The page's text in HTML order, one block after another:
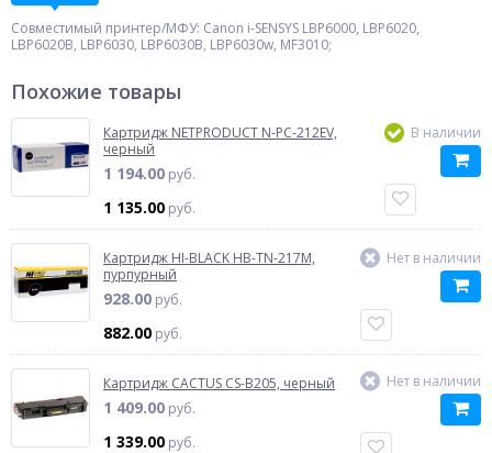
Совместимый принтер/МФУ: Canon i-SENSYS LBP6000, LBP6020,
LBP6020B, LBP6030, LBP6030B, LBP6030w, MF3010;
Похожие товары
Картридж NETPRODUCT N-PC-212EV,
черный
1 194.00 руб.
1 135.00 руб.
В наличии
Картридж HI-BLACK HB-TN-217M,
пурпурный
928.00 руб.
882.00 руб.
Нет в наличии
Картридж CACTUS CS-B205, черный
1 409.00 руб.
1 339.00 руб.
Нет в наличии